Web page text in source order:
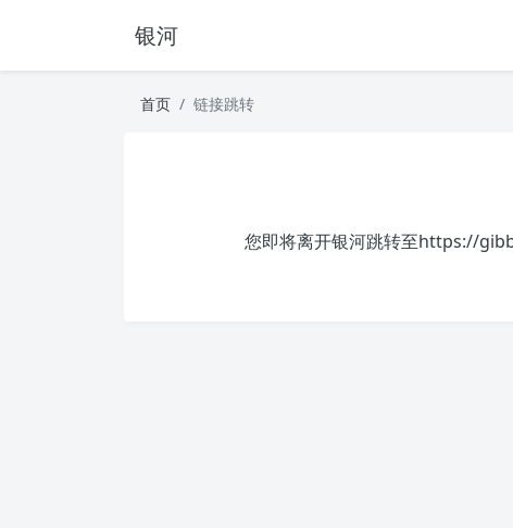
银河
首页 链接跳转
您即将离开银河跳转至https://